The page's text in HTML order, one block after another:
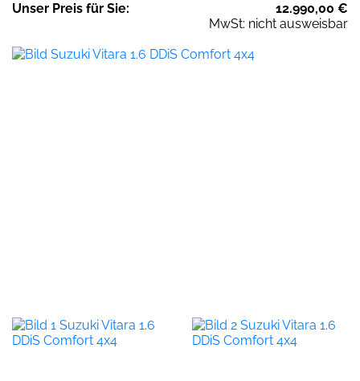
Unser Preis für Sie: 12.990,00 €
MwSt: nicht ausweisbar